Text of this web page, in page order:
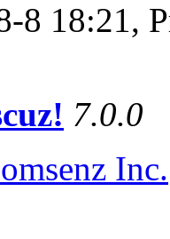
8 18:21,
7.0.0
Inc.